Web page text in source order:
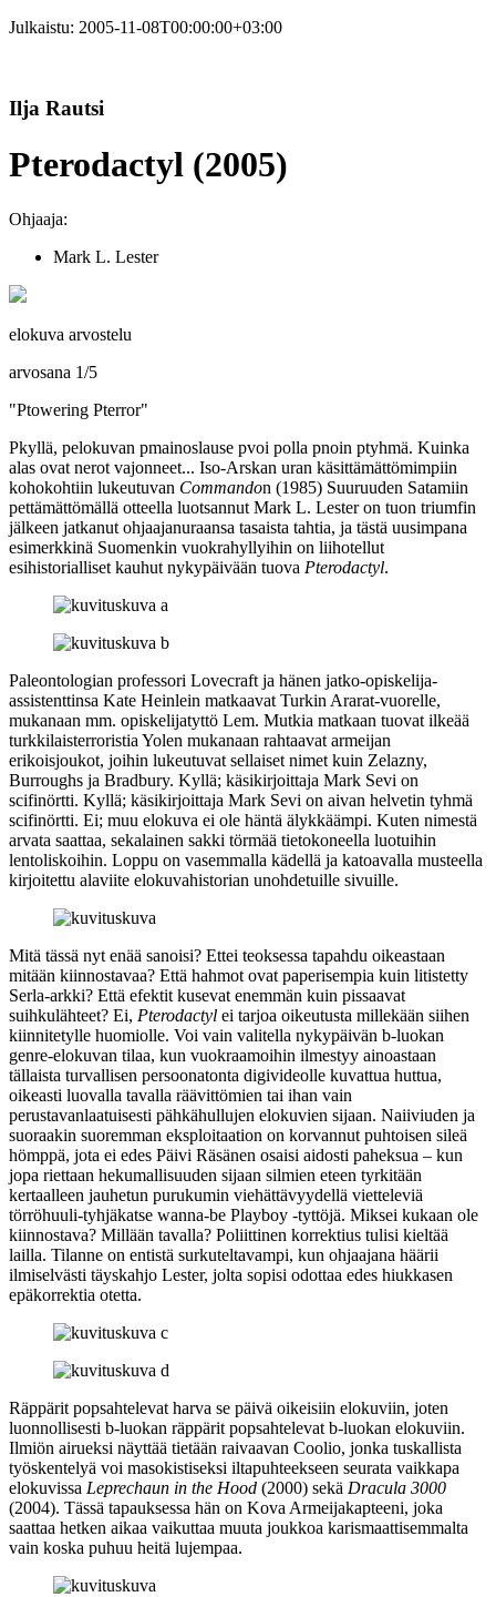
Julkaistu: 2005-11-08T00:00:00+03:00
Ilja Rautsi
Pterodactyl (2005)
Ohjaaja:
Mark L. Lester
elokuva arvostelu
arvosana 1/5
"Ptowering Pterror"
Pkyllä, pelokuvan pmainoslause pvoi polla pnoin ptyhmä. Kuinka
alas ovat nerot vajonneet... Iso‑Arskan uran käsittämättömimpiin
kohokohtiin lukeutuvan Commandon (1985) Suuruuden Satamiin
pettämättömällä otteella luotsannut Mark L. Lesteron tuon triumfin
jälkeen jatkanut ohjaajanuraansa tasaista tahtia, ja tästä uusimpana
esimerkkinä Suomenkin vuokrahyllyihin on liihotellut
esihistorialliset kauhut nykypäivään tuova Pterodactyl.
Paleontologian professori Lovecraft ja hänen jatko-opiskelija-
assistenttinsa Kate Heinlein matkaavat Turkin Ararat-vuorelle,
mukanaan mm. opiskelijatyttö Lem. Mutkia matkaan tuovat ilkeää
turkkilaisterroristia Yolen mukanaan rahtaavat armeijan
erikoisjoukot, joihin lukeutuvat sellaiset nimet kuin Zelazny,
Burroughs ja Bradbury. Kyllä; käsikirjoittaja Mark Sevi on
scifinörtti. Kyllä; käsikirjoittaja Mark Sevi on aivan helvetin tyhmä
scifinörtti. Ei; muu elokuva ei ole häntä älykkäämpi. Kuten nimestä
arvata saattaa, sekalainen sakki törmää tietokoneella luotuihin
lentoliskoihin. Loppu on vasemmalla kädellä ja katoavalla musteella
kirjoitettu alaviite elokuvahistorian unohdetuille sivuille.
Mitä tässä nyt enää sanoisi? Ettei teoksessa tapahdu oikeastaan
mitään kiinnostavaa? Että hahmot ovat paperisempia kuin litistetty
Serla-arkki? Että efektit kusevat enemmän kuin pissaavat
suihkulähteet? Ei, Pterodactyl ei tarjoa oikeutusta millekään siihen
kiinnitetylle huomiolle. Voi vain valitella nykypäivän b‑luokan
genre-elokuvan tilaa, kun vuokraamoihin ilmestyy ainoastaan
tällaista turvallisen persoonatonta digivideolle kuvattua huttua,
oikeasti luovalla tavalla räävittömien tai ihan vain
perustavanlaatuisesti pähkähullujen elokuvien sijaan. Naiiviuden ja
suoraakin suoremman eksploitaation on korvannut puhtoisen sileä
hömppä, jota ei edes Päivi Räsänen osaisi aidosti paheksua – kun
jopa riettaan hekumallisuuden sijaan silmien eteen tyrkitään
kertaalleen jauhetun purukumin viehättävyydellä vietteleviä
törröhuuli-tyhjäkatse wanna‑be Playboy ‑tyttöjä. Miksei kukaan ole
kiinnostava? Millään tavalla? Poliittinen korrektius tulisi kieltää
lailla. Tilanne on entistä surkuteltavampi, kun ohjaajana häärii
ilmiselvästi täyskahjo Lester, jolta sopisi odottaa edes hiukkasen
epäkorrektia otetta.
Räppärit popsahtelevat harva se päivä oikeisiin elokuviin, joten
luonnollisesti b‑luokan räppärit popsahtelevat b‑luokan elokuviin.
Ilmiön airueksi näyttää tietään raivaavan Coolio, jonka tuskallista
työskentelyä voi masokistiseksi iltapuhteekseen seurata vaikkapa
elokuvissa Leprechaun in the Hood (2000) sekä Dracula 3000
(2004). Tässä tapauksessa hän on Kova Armeijakapteeni, joka
saattaa hetken aikaa vaikuttaa muuta joukkoa karismaattisemmalta
vain koska puhuu heitä lujempaa.